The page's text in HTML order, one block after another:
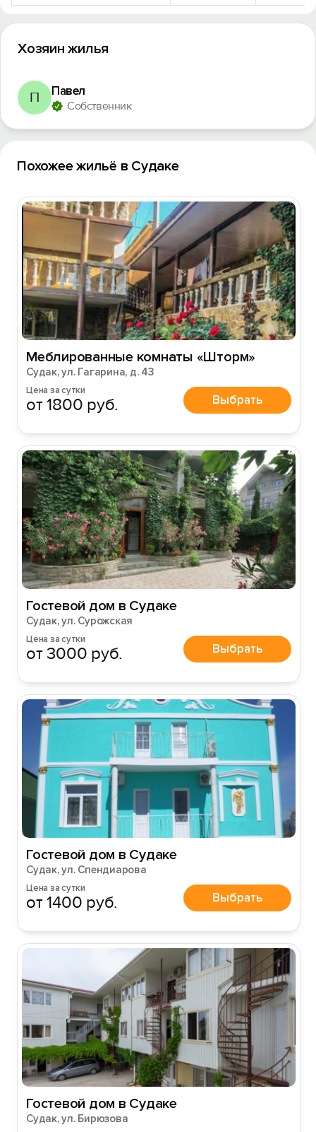
Хозяин жилья
П Павел
Собственник
Похожее жильё в Судаке
Меблированные комнаты «Шторм»
Судак, ул. Гагарина, д. 43
Цена за сутки
от 1800 руб. Выбрать
Гостевой дом в Судаке
Судак, ул. Сурожская
Цена за сутки
от 3000 руб. Выбрать
Гостевой дом в Судаке
Судак, ул. Спендиарова
Цена за сутки
от 1400 руб. Выбрать
Гостевой дом в Судаке
Судак, ул. Бирюзова
Вход на сайт
Войти
Войти с помощью